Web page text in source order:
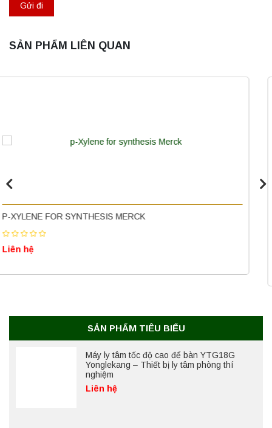
SẢN PHẨM LIÊN QUAN
GLYCEROL FOR ANALYSIS EMSURE® ACS,REAG. PH
MERCK
SẢN PHẨM TIÊU BIỂU
nghiệm
Máy lắc đứng YKD-04 Yonglekang – Thiết bị
lắc chiết mẫu phòng thí nghiệm